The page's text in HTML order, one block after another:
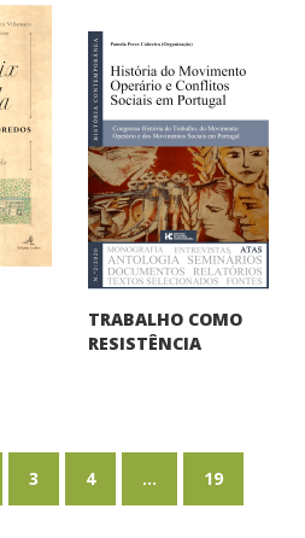
TRABALHO COMO
RESISTÊNCIA
3 4 ... 19